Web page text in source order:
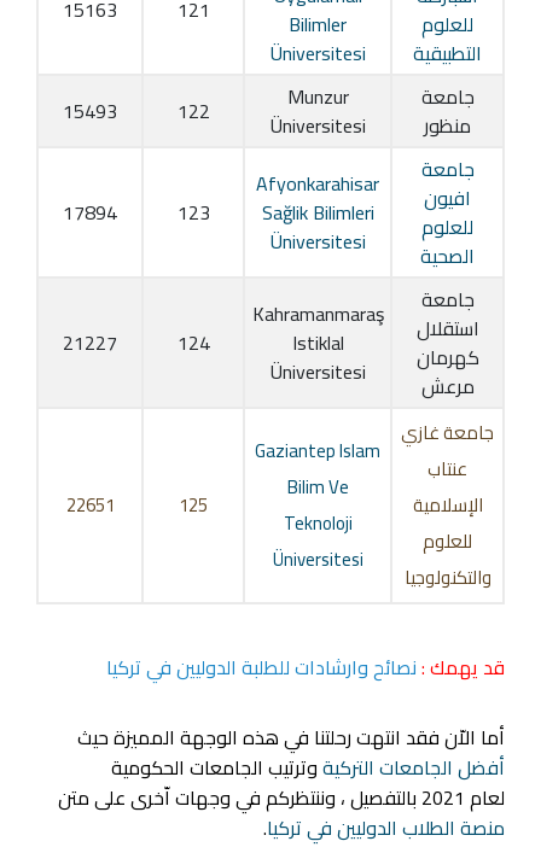
للعلوم
التطبيقية
Bilimler
Üniversitesi
121
15163
جامعة
منظور
Munzur
Üniversitesi
122
15493
جامعة
افيون
للعلوم
الصحية
Afyonkarahisar
Sağlik Bilimleri
Üniversitesi
123
17894
جامعة
استقلال
كهرمان
مرعش
Kahramanmaraş
Istiklal
Üniversitesi
124
21227
جامعة غازي
عنتاب
الإسلامية
للعلوم
والتكنولوجيا
Gaziantep Islam
Bilim Ve
Teknoloji
Üniversitesi
125
22651
قد يهمك :نصائح وارشادات للطلبة الدوليين في تركيا
أما الاّن فقد انتهت رحلتنا في هذه الوجهة المميزة حيث
أفضل الجامعات التركيةوترتيب الجامعات الحكومية
لعام 2021 بالتفصيل ، وننتظركم في وجهات اّخرى على متن
منصة الطلاب الدوليين في تركيا.